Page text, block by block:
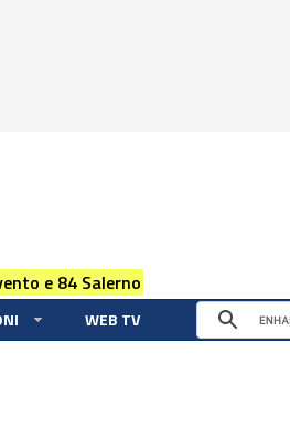
e 84 Salerno
WEB TV